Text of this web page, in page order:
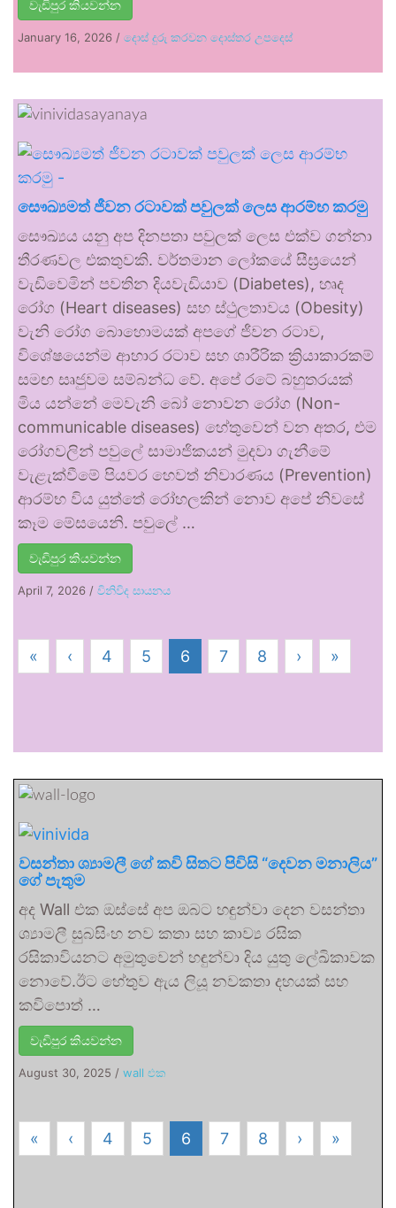
වැඩිපුර කියවන්න
January 16, 2026 / දොස් දුරු කරවන දොස්තර උපදෙස්
සෞඛ්‍යමත් ජීවන රටාවක් පවුලක් ලෙස ආරම්භ කරමු
සෞඛ්‍යය යනු අප දිනපතා පවුලක් ලෙස එක්ව ගන්නා
තීරණවල එකතුවකි. වර්තමාන ලෝකයේ සීඝ්‍රයෙන්
වැඩිවෙමින් පවතින දියවැඩියාව (Diabetes), හෘද
රෝග (Heart diseases) සහ ස්ථුලතාවය (Obesity)
වැනි රෝග බොහොමයක් අපගේ ජීවන රටාව,
විශේෂයෙන්ම ආහාර රටාව සහ ශාරීරික ක්‍රියාකාරකම්
සමඟ සෘජුවම සම්බන්ධ වේ. අපේ රටේ බහුතරයක්
මිය යන්නේ මෙවැනි බෝ නොවන රෝග (Non-
communicable diseases) හේතුවෙන් වන අතර, එම
රෝගවලින් පවුලේ සාමාජිකයන් මුදවා ගැනීමේ
වැළැක්වීමේ පියවර හෙවත් නිවාරණය (Prevention)
ආරම්භ විය යුත්තේ රෝහලකින් නොව අපේ නිවසේ
කෑම මේසයෙනි. පවුලේ …
වැඩිපුර කියවන්න
April 7, 2026 / විනිවිද සායනය
« ‹ 4 5 6 7 8 › »
වසන්තා ශ්‍යාමලී ගේ කවි සිතට පිවිසි “දෙවන මනාලිය”
ගේ පැතුම
අද Wall එක ඔස්සේ අප ඔබට හඳුන්වා දෙන වසන්තා
ශ්‍යාමලී සුබසිංහ නව කතා සහ කාව්‍ය රසික
රසිකාවියනට අමුතුවෙන් හඳුන්වා දිය යුතු ලේඛිකාවක
නොවේ.ඊට හේතුව ඇය ලියූ නවකතා දහයක් සහ
කවිපොත් …
වැඩිපුර කියවන්න
August 30, 2025 / wall එක
« ‹ 4 5 6 7 8 › »